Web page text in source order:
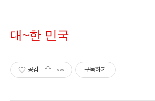
대~한 민국
공감 구독하기